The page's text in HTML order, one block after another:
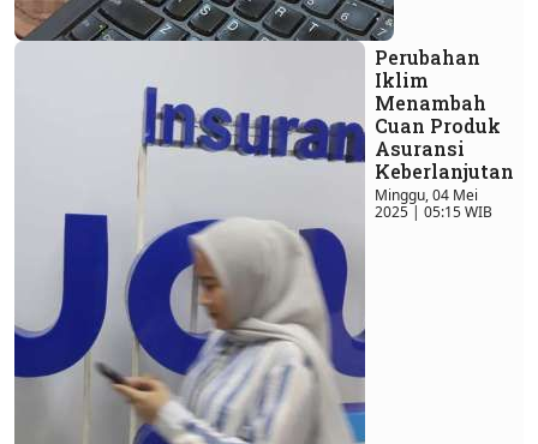
Perubahan
Iklim
Menambah
Cuan Produk
Asuransi
Keberlanjutan
Minggu, 04 Mei
2025 | 05:15 WIB